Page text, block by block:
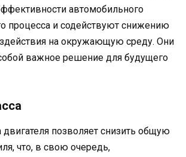
автомобильного
процесса и содействуют снижению
на окружающую среду. Они
важное решение для будущего
позволяет снизить общую
что, в свою очередь,